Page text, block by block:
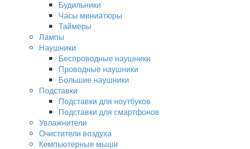
Будильники
Часы миниатюры
Таймеры
Лампы
Наушники
Беспроводные наушники
Проводные наушники
Большие наушники
Подставки
Подставки для ноутбуков
Подставки для смартфонов
Увлажнители
Очистители воздуха
Компьютерные мыши